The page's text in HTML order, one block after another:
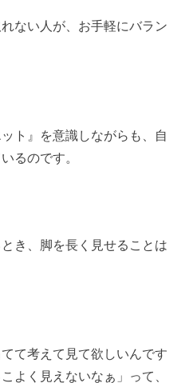
ない人が、お手軽にバラン
ト』を意識しながらも、自
るのです。
き、脚を長く見せることは
て考えて見て欲しいんです
よく見えないなぁ」って、